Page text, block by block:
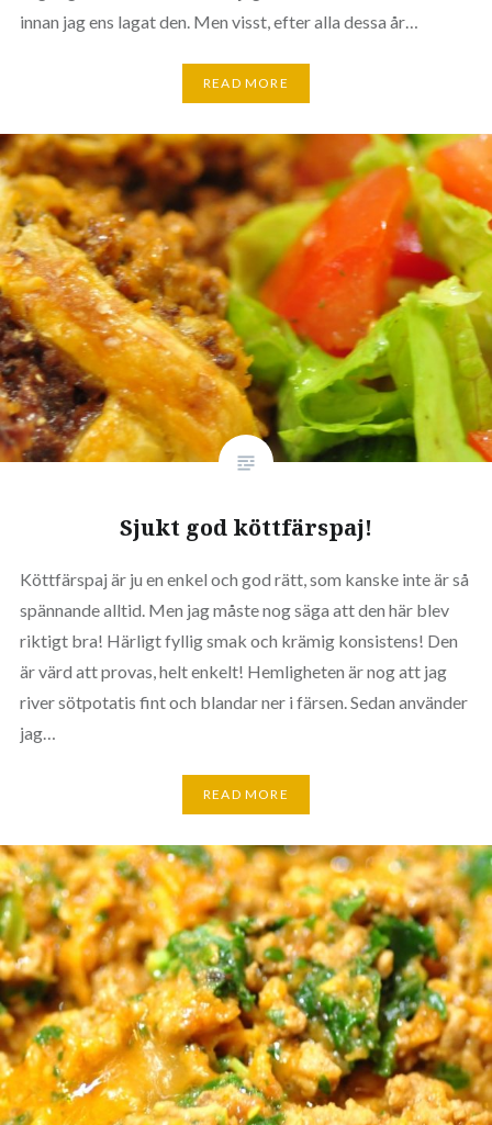
innan jag ens lagat den. Men visst, efter alla dessa år…
READ MORE
Sjukt god köttfärspaj!
Köttfärspaj är ju en enkel och god rätt, som kanske inte är så
spännande alltid. Men jag måste nog säga att den här blev
riktigt bra! Härligt fyllig smak och krämig konsistens! Den
är värd att provas, helt enkelt! Hemligheten är nog att jag
river sötpotatis fint och blandar ner i färsen. Sedan använder
jag…
READ MORE